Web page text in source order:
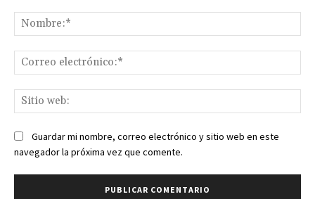
Guardar mi nombre, correo electrónico y sitio web en este
navegador la próxima vez que comente.